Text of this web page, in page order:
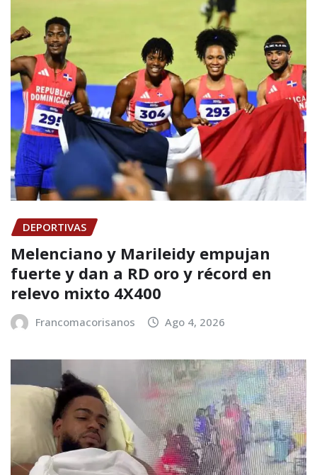
DEPORTIVAS
Melenciano y Marileidy empujan
fuerte y dan a RD oro y récord en
relevo mixto 4X400
Francomacorisanos Ago 4, 2026